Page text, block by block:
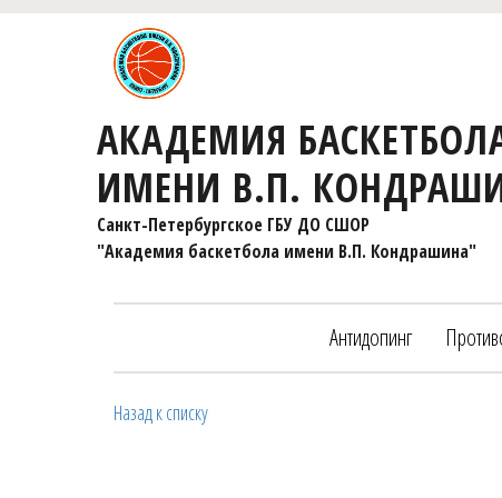
АКАДЕМИЯ
ИМЕНИ В.П.
Санкт-Петербургское ГБУ ДО СШОР
"Академия баскетбола имени В.П. Кондрашина"
Антидопинг
Назад к списку